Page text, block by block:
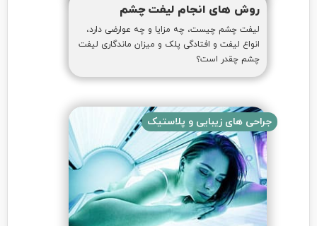
روش های انجام لیفت چشم
لیفت چشم چیست، چه مزایا و چه عوارضی دارد،
انواع لیفت و افتادگی پلک و میزان ماندگاری لیفت
چشم چقدر است؟
جراحی های زیبایی و پلاستیک